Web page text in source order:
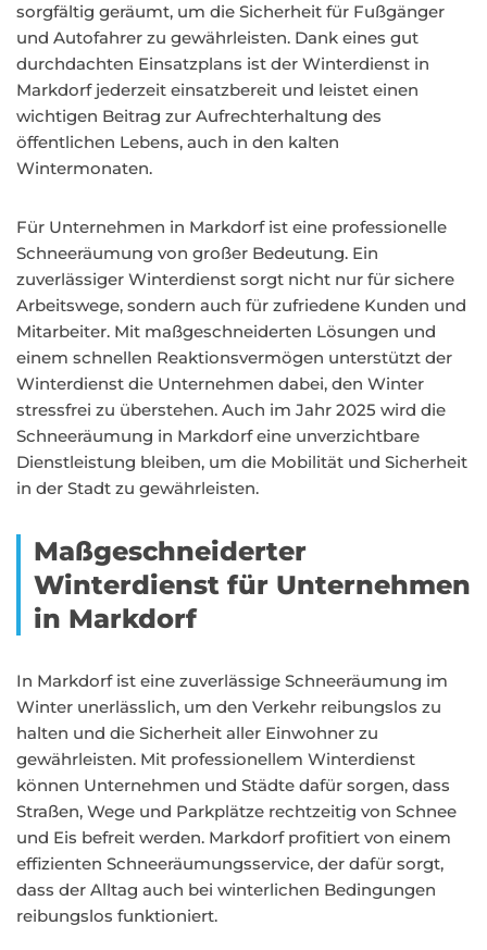
sorgfältig geräumt, um die Sicherheit für Fußgänger
und Autofahrer zu gewährleisten. Dank eines gut
durchdachten Einsatzplans ist der Winterdienst in
Markdorf jederzeit einsatzbereit und leistet einen
wichtigen Beitrag zur Aufrechterhaltung des
öffentlichen Lebens, auch in den kalten
Wintermonaten.
Für Unternehmen in Markdorf ist eine professionelle
Schneeräumung von großer Bedeutung. Ein
zuverlässiger Winterdienst sorgt nicht nur für sichere
Arbeitswege, sondern auch für zufriedene Kunden und
Mitarbeiter. Mit maßgeschneiderten Lösungen und
einem schnellen Reaktionsvermögen unterstützt der
Winterdienst die Unternehmen dabei, den Winter
stressfrei zu überstehen. Auch im Jahr 2025 wird die
Schneeräumung in Markdorf eine unverzichtbare
Dienstleistung bleiben, um die Mobilität und Sicherheit
in der Stadt zu gewährleisten.
Maßgeschneiderter
Winterdienst für Unternehmen
in Markdorf
In Markdorf ist eine zuverlässige Schneeräumung im
Winter unerlässlich, um den Verkehr reibungslos zu
halten und die Sicherheit aller Einwohner zu
gewährleisten. Mit professionellem Winterdienst
können Unternehmen und Städte dafür sorgen, dass
Straßen, Wege und Parkplätze rechtzeitig von Schnee
und Eis befreit werden. Markdorf profitiert von einem
effizienten Schneeräumungsservice, der dafür sorgt,
dass der Alltag auch bei winterlichen Bedingungen
reibungslos funktioniert.